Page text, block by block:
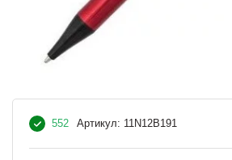
552 Артикул: 11N12B191